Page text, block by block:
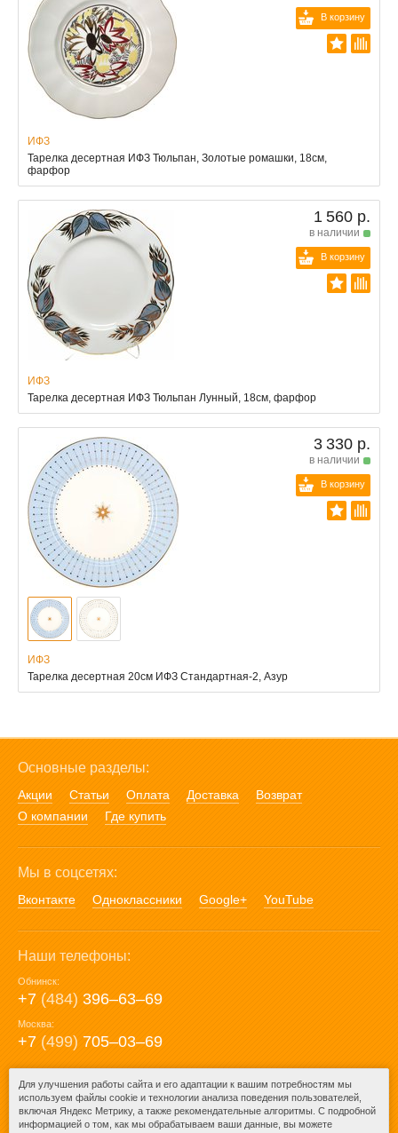
В корзину
ИФЗ
Тарелка десертная ИФЗ Тюльпан, Золотые ромашки, 18см,
фарфор
1 560 р.
в наличии
В корзину
ИФЗ
Тарелка десертная ИФЗ Тюльпан Лунный, 18см, фарфор
3 330 р.
в наличии
В корзину
ИФЗ
Тарелка десертная 20см ИФЗ Стандартная-2, Азур
Основные разделы:
Акции Статьи Оплата Доставка
Возврат
О компании
Где купить
Мы в соцсетях:
Вконтакте Одноклассники Google+ YouTube
Наши телефоны:
Обнинск:
+7 (484) 396‒63‒69
Москва:
+7 (499) 705‒03‒69
E-mail:
mail@posuda40.ru
Для улучшения работы сайта и его адаптации к вашим потребностям мы
используем файлы cookie и технологии анализа поведения пользователей,
включая Яндекс Метрику, а также рекомендательные алгоритмы. С подробной
информацией о том, как мы обрабатываем ваши данные, вы можете